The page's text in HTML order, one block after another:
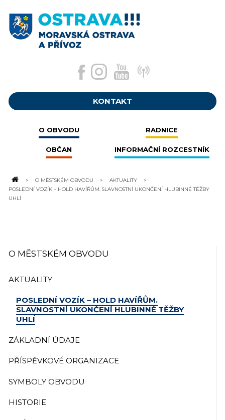
KONTAKT
O OBVODU RADNICE
OBČAN INFORMAČNÍ ROZCESTNÍK
O MĚSTSKÉM OBVODU
AKTUALITY
POSLEDNÍ VOZÍK – HOLD HAVÍŘŮM. SLAVNOSTNÍ UKONČENÍ HLUBINNÉ TĚŽBY
UHLÍ
O MĚSTSKÉM OBVODU
AKTUALITY
POSLEDNÍ VOZÍK – HOLD HAVÍŘŮM.
SLAVNOSTNÍ UKONČENÍ HLUBINNÉ TĚŽBY
UHLÍ
ZÁKLADNÍ ÚDAJE
PŘÍSPĚVKOVÉ ORGANIZACE
SYMBOLY OBVODU
HISTORIE